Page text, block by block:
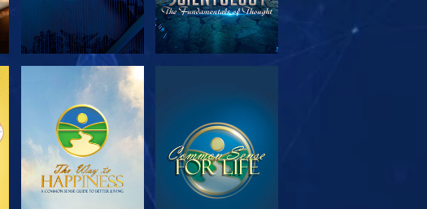
UTFORSK SERIEN